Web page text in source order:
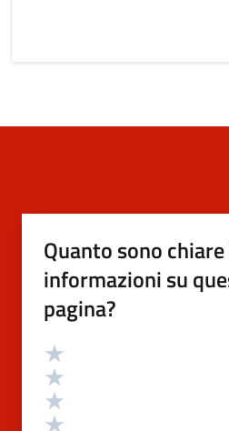
Quanto sono
informazioni su
pagina?
Valutazione